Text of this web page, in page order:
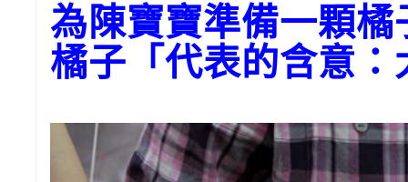
為陳寶寶準備一顆橘
橘子「代表的含意：